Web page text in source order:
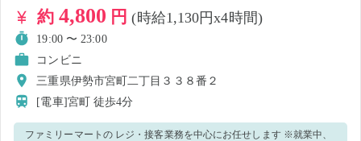
約 4,800 円(時給1,130円x4時間)
19:00 〜 23:00
コンビニ
三重県伊勢市宮町二丁目３３８番２
[電車]宮町徒歩4分
ファミリーマートの レジ・接客業務を中心にお任せします ※就業中、